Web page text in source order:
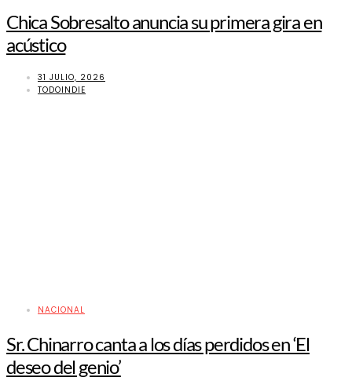
Chica Sobresalto anuncia su primera gira en
acústico
31 JULIO, 2026
TODOINDIE
NACIONAL
Sr. Chinarro canta a los días perdidos en ‘El
deseo del genio’